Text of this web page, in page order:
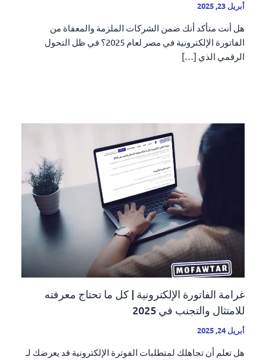
أبريل 23, 2025
هل أنت متأكد أنك ضمن الشركات الملزمة والمعفاة من
الفاتورة الإلكترونية في مصر لعام 2025؟ في ظل التحول
الرقمي الذي […]
غرامة الفاتورة الإلكترونية | كل ما تحتاج معرفته
للامتثال والتجنب في 2025
أبريل 24, 2025
هل تعلم أن تجاهلك لمتطلبات الفوترة الإلكترونية قد يعرضك لـ